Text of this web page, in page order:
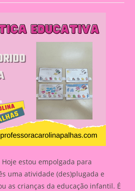
estou empolgada para
uma atividade (des)plugada e
as crianças da educação infantil. É